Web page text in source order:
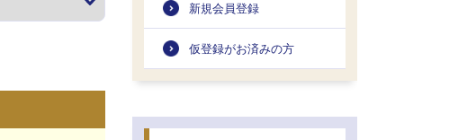
新規会員登録
仮登録がお済みの方